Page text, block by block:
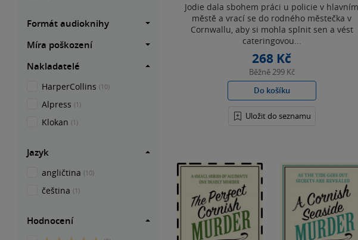
Jodie dala sbohem práci u policie v hlavním
městě a vrací se do rodného městečka v
Cornwallu, aby si mohla splnit sen a vést
cateringovou...
268 Kč
Běžně 299 Kč
Do košíku
Uložit do seznamu
Formát audioknihy
Míra poškození
Nakladatelé
HarperCollins (10)
Alpress (1)
Klokan (1)
Jazyk
angličtina (10)
čeština (1)
Hodnocení